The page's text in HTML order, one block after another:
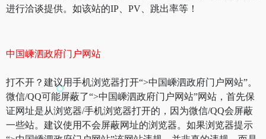
进行洽谈提供。如该站的IP、PV、跳出率等！
中国嵊泗政府门户网站
打不开？建议用手机浏览器打开“>中国嵊泗政府门户网站”。
微信/QQ可能屏蔽了“>中国嵊泗政府门户网站”网站，首先保
证网址是从浏览器/手机浏览器打开的，因为微信/QQ会屏蔽
一些站。建议使用不会屏蔽网址的浏览器。如果浏览器提示